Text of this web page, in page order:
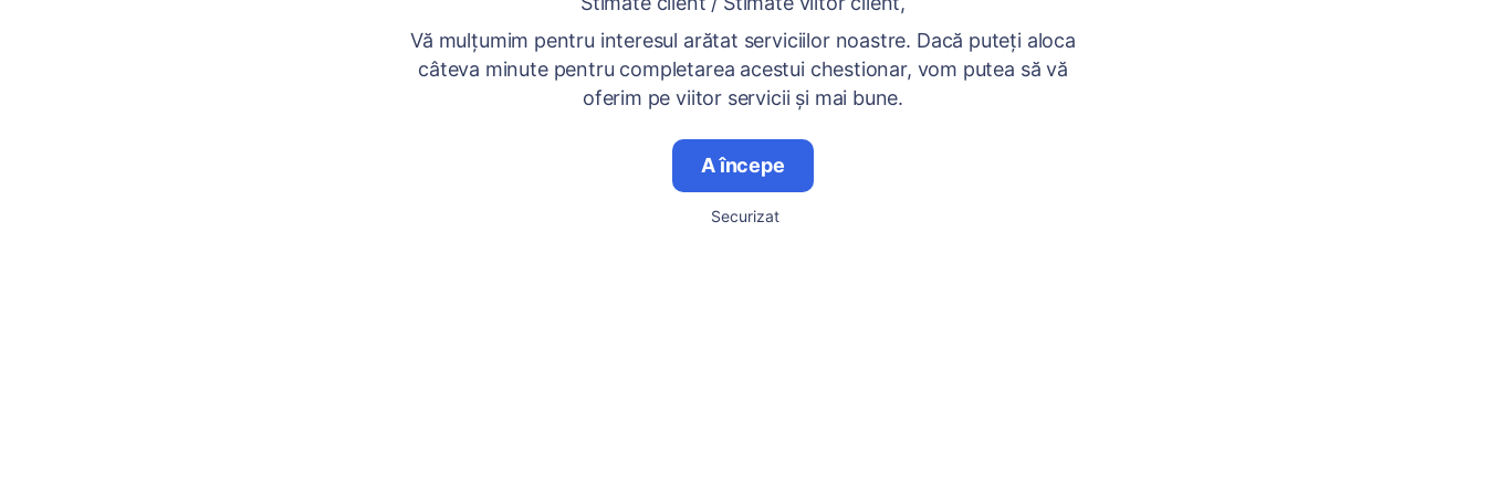
Vă mulțumim pentru interesul arătat serviciilor noastre. Dacă puteți aloca
câteva minute pentru completarea acestui chestionar, vom putea să vă
oferim pe viitor servicii și mai bune.
A începe
Securizat